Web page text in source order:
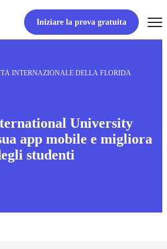
Iniziare la prova gratuita
INTERNAZIONALE DELLA FLORIDA
University
app mobile e migliora
studenti